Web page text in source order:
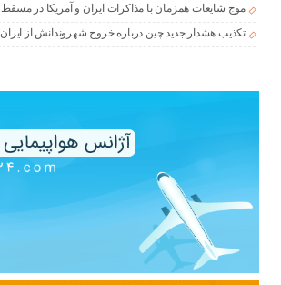
موج شایعات همزمان با مذاکرات ایران و آمریکا در مسقط
تکذیب هشدار جدید چین درباره خروج شهروندانش از ایران